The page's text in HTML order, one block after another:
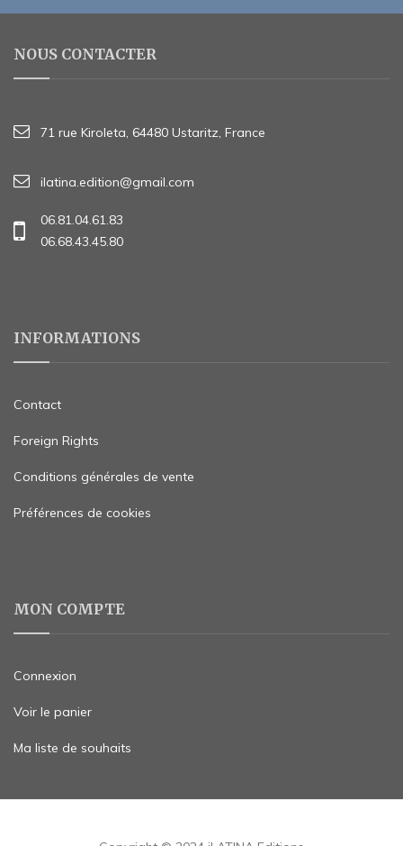
NOUS CONTACTER
71 rue Kiroleta, 64480 Ustaritz, France
ilatina.edition@gmail.com
06.81.04.61.83
06.68.43.45.80
INFORMATIONS
Contact
Foreign Rights
Conditions générales de vente
Préférences de cookies
MON COMPTE
Connexion
Voir le panier
Ma liste de souhaits